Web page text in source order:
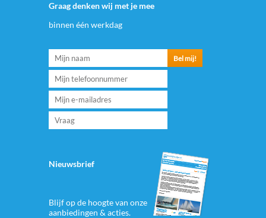
Graag denken wij met je mee
binnen één werkdag
Nieuwsbrief
Blijf op de hoogte van onze
aanbiedingen & acties.